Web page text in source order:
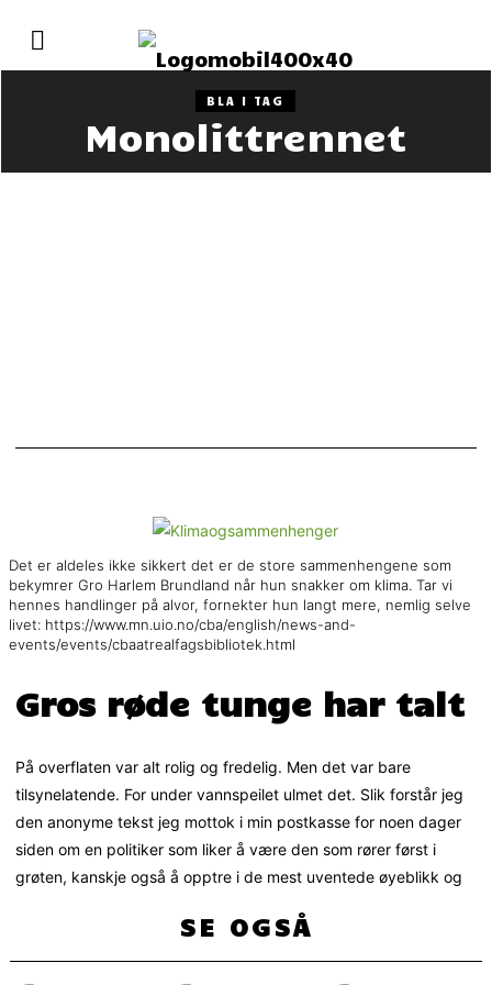
BLA I TAG
Monolittrennet
Det er aldeles ikke sikkert det er de store sammenhengene som
bekymrer Gro Harlem Brundland når hun snakker om klima. Tar vi
hennes handlinger på alvor, fornekter hun langt mere, nemlig selve
livet: https://www.mn.uio.no/cba/english/news-and-
events/events/cbaatrealfagsbibliotek.html
Gros røde tunge har talt
På overflaten var alt rolig og fredelig. Men det var bare
tilsynelatende. For under vannspeilet ulmet det. Slik forstår jeg
den anonyme tekst jeg mottok i min postkasse for noen dager
siden om en politiker som liker å være den som rører først i
grøten, kanskje også å opptre i de mest uventede øyeblikk og
SE OGSÅ